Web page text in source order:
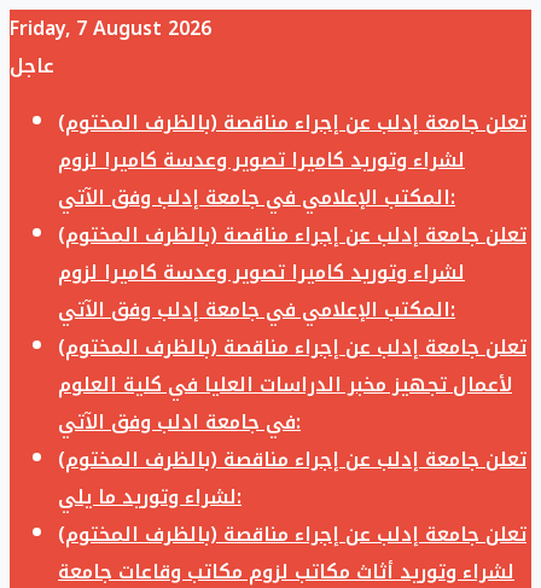
Friday, 7 August 2026
عاجل
تعلن جامعة إدلب عن إجراء مناقصة (بالظرف المختوم)
لشراء وتوريد كاميرا تصوير وعدسة كاميرا لزوم
المكتب الإعلامي في جامعة إدلب وفق الآتي:
تعلن جامعة إدلب عن إجراء مناقصة (بالظرف المختوم)
لشراء وتوريد كاميرا تصوير وعدسة كاميرا لزوم
المكتب الإعلامي في جامعة إدلب وفق الآتي:
تعلن جامعة إدلب عن إجراء مناقصة (بالظرف المختوم)
لأعمال تجهيز مخبر الدراسات العليا في كلية العلوم
في جامعة ادلب وفق الآتي:
تعلن جامعة إدلب عن إجراء مناقصة (بالظرف المختوم)
لشراء وتوريد ما يلي:
تعلن جامعة إدلب عن إجراء مناقصة (بالظرف المختوم)
لشراء وتوريد أثاث مكاتب لزوم مكاتب وقاعات جامعة